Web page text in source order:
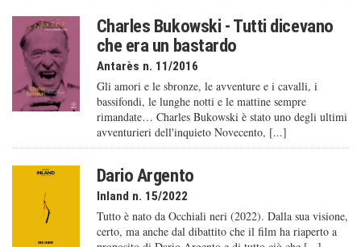
Charles Bukowski - Tutti dicevano
che era un bastardo
Antarès n. 11/2016
Gli amori e le sbronze, le avventure e i cavalli, i
bassifondi, le lunghe notti e le mattine sempre
rimandate… Charles Bukowski è stato uno degli ultimi
avventurieri dell'inquieto Novecento, [...]
Dario Argento
Inland n. 15/2022
Tutto è nato da Occhiali neri (2022). Dalla sua visione,
certo, ma anche dal dibattito che il film ha riaperto a